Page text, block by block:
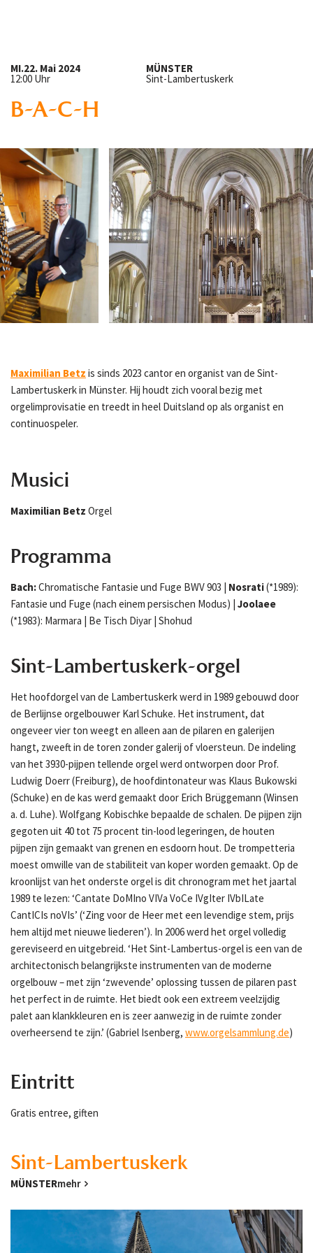
MI.22. Mai 2024
12:00 Uhr
MÜNSTER
Sint-Lambertuskerk
B-A-C-H
Maximilian Betz is sinds 2023 cantor en organist van de Sint-
Lambertuskerk in Münster. Hij houdt zich vooral bezig met
orgelimprovisatie en treedt in heel Duitsland op als organist en
continuospeler.
Musici
Maximilian Betz Orgel
Programma
Bach:Chromatische Fantasie und Fuge BWV 903 | Nosrati(*1989):
Fantasie und Fuge (nach einem persischen Modus) | Joolaee
(*1983): Marmara | Be Tisch Diyar | Shohud
Sint-Lambertuskerk-orgel
Het hoofdorgel van de Lambertuskerk werd in 1989 gebouwd door
de Berlijnse orgelbouwer Karl Schuke. Het instrument, dat
ongeveer vier ton weegt en alleen aan de pilaren en galerijen
hangt, zweeft in de toren zonder galerij of vloersteun. De indeling
van het 3930-pijpen tellende orgel werd ontworpen door Prof.
Ludwig Doerr (Freiburg), de hoofdintonateur was Klaus Bukowski
(Schuke) en de kas werd gemaakt door Erich Brüggemann (Winsen
a. d. Luhe). Wolfgang Kobischke bepaalde de schalen. De pijpen zijn
gegoten uit 40 tot 75 procent tin-lood legeringen, de houten
pijpen zijn gemaakt van grenen en esdoorn hout. De trompetteria
moest omwille van de stabiliteit van koper worden gemaakt. Op de
kroonlijst van het onderste orgel is dit chronogram met het jaartal
1989 te lezen: ‘Cantate DoMIno VIVa VoCe IVgIter IVbILate
CantICIs noVIs’ (‘Zing voor de Heer met een levendige stem, prijs
hem altijd met nieuwe liederen’). In 2006 werd het orgel volledig
gereviseerd en uitgebreid. ‘Het Sint-Lambertus-orgel is een van de
architectonisch belangrijkste instrumenten van de moderne
orgelbouw – met zijn ‘zwevende’ oplossing tussen de pilaren past
het perfect in de ruimte. Het biedt ook een extreem veelzijdig
palet aan klankkleuren en is zeer aanwezig in de ruimte zonder
overheersend te zijn.’ (Gabriel Isenberg, www.orgelsammlung.de)
Eintritt
Gratis entree, giften
Sint-Lambertuskerk
MÜNSTERmehr